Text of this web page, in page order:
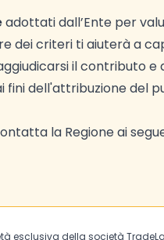
adottati dall’Ente per
dei criteri ti aiuterà a
il contributo e
dell'attribuzione del
la Regione ai
esclusiva della società